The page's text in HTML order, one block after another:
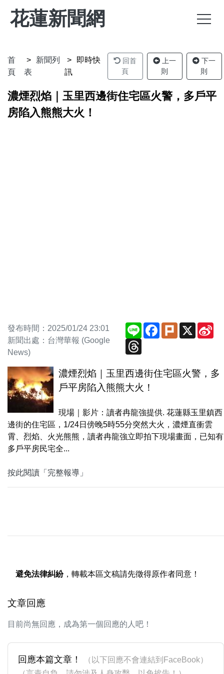
花蓮新聞網
首
頁
新聞列
表
即時快
訊
回首
頁
上一
則
下一
則
濃煙烈焰｜玉里西邊街住宅區火警，多戶平
房陷入熊熊大火！
發布時間：2025/01/24 23:01
新聞出處：台灣華報 (Google
News)
Line Facebook
Plurk X
濃煙烈焰｜玉里西邊街住宅區火警，多
戶平房陷入熊熊大火！
現場｜影片：讀者冉龍強提供. 花蓮縣玉里鎮西
邊街的住宅區，1/24日傍晚5時55分突然大火，濃煙直衝雲
霄、烈焰、火光熊熊，讀者冉龍強立即拍下現場畫面，已知有
多戶平房民宅全...
按此閱讀「完整報導」
避免法律糾紛，轉載本區文稿請先徵得原作者同意！
文章回應
目前尚無回應，成為第一個回應的人吧！
回應本篇文章！
（以下回應不會連結到FaceBook）